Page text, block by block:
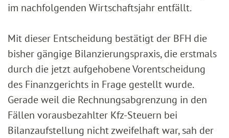
im nachfolgenden Wirtschaftsjahr entfällt.
Mit dieser Entscheidung bestätigt der BFH die
bisher gängige Bilanzierungspraxis, die erstmals
durch die jetzt aufgehobene Vorentscheidung
des Finanzgerichts in Frage gestellt wurde.
Gerade weil die Rechnungsabgrenzung in den
Fällen vorausbezahlter Kfz-Steuern bei
Bilanzaufstellung nicht zweifelhaft war, sah der